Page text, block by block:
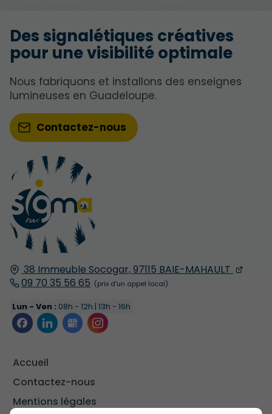
38 Immeuble Socogar,97115 BAIE-MAHAULT
09 70 35 56 65
Lun - Ven : 08h - 12h | 13h - 16h
Accueil
Contactez-nous
Mentions légales
Des signalétiques créatives
pour une visibilité optimale
Nous fabriquons et installons des enseignes
lumineuses en Guadeloupe.
Contactez-nous